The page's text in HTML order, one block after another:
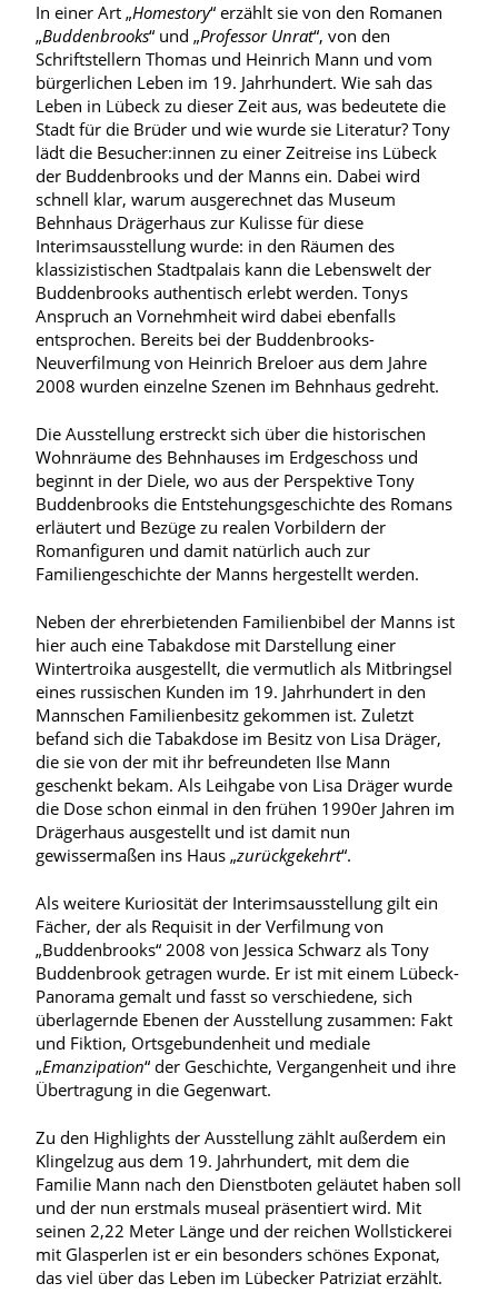
In einer Art „Homestory“ erzählt sie von den Romanen
„Buddenbrooks“ und „Professor Unrat“, von den
Schriftstellern Thomas und Heinrich Mann und vom
bürgerlichen Leben im 19. Jahrhundert. Wie sah das
Leben in Lübeck zu dieser Zeit aus, was bedeutete die
Stadt für die Brüder und wie wurde sie Literatur? Tony
lädt die Besucher:innen zu einer Zeitreise ins Lübeck
der Buddenbrooks und der Manns ein. Dabei wird
schnell klar, warum ausgerechnet das Museum
Behnhaus Drägerhaus zur Kulisse für diese
Interimsausstellung wurde: in den Räumen des
klassizistischen Stadtpalais kann die Lebenswelt der
Buddenbrooks authentisch erlebt werden. Tonys
Anspruch an Vornehmheit wird dabei ebenfalls
entsprochen. Bereits bei der Buddenbrooks-
Neuverfilmung von Heinrich Breloer aus dem Jahre
2008 wurden einzelne Szenen im Behnhaus gedreht.
Die Ausstellung erstreckt sich über die historischen
Wohnräume des Behnhauses im Erdgeschoss und
beginnt in der Diele, wo aus der Perspektive Tony
Buddenbrooks die Entstehungsgeschichte des Romans
erläutert und Bezüge zu realen Vorbildern der
Romanfiguren und damit natürlich auch zur
Familiengeschichte der Manns hergestellt werden.
Neben der ehrerbietenden Familienbibel der Manns ist
hier auch eine Tabakdose mit Darstellung einer
Wintertroika ausgestellt, die vermutlich als Mitbringsel
eines russischen Kunden im 19. Jahrhundert in den
Mannschen Familienbesitz gekommen ist. Zuletzt
befand sich die Tabakdose im Besitz von Lisa Dräger,
die sie von der mit ihr befreundeten Ilse Mann
geschenkt bekam. Als Leihgabe von Lisa Dräger wurde
die Dose schon einmal in den frühen 1990er Jahren im
Drägerhaus ausgestellt und ist damit nun
gewissermaßen ins Haus „zurückgekehrt“.
Als weitere Kuriosität der Interimsausstellung gilt ein
Fächer, der als Requisit in der Verfilmung von
„Buddenbrooks“ 2008 von Jessica Schwarz als Tony
Buddenbrook getragen wurde. Er ist mit einem Lübeck-
Panorama gemalt und fasst so verschiedene, sich
überlagernde Ebenen der Ausstellung zusammen: Fakt
und Fiktion, Ortsgebundenheit und mediale
„Emanzipation“ der Geschichte, Vergangenheit und ihre
Übertragung in die Gegenwart.
Zu den Highlights der Ausstellung zählt außerdem ein
Klingelzug aus dem 19. Jahrhundert, mit dem die
Familie Mann nach den Dienstboten geläutet haben soll
und der nun erstmals museal präsentiert wird. Mit
seinen 2,22 Meter Länge und der reichen Wollstickerei
mit Glasperlen ist er ein besonders schönes Exponat,
das viel über das Leben im Lübecker Patriziat erzählt.